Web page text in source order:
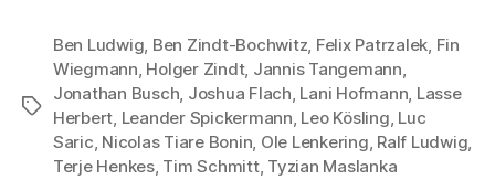
Schlagwörter
Ben Ludwig, Ben Zindt-Bochwitz, Felix Patrzalek, Fin
Wiegmann, Holger Zindt, Jannis Tangemann,
Jonathan Busch, Joshua Flach, Lani Hofmann, Lasse
Herbert, Leander Spickermann, Leo Kösling, Luc
Saric, Nicolas Tiare Bonin, Ole Lenkering, Ralf Ludwig,
Terje Henkes, Tim Schmitt, Tyzian Maslanka